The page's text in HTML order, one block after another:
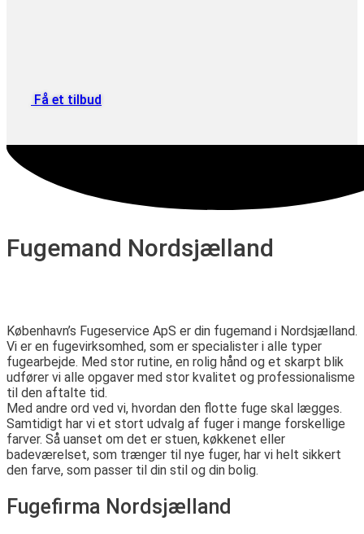
Få et tilbud
Fugemand Nordsjælland​
København’s Fugeservice ApS er din fugemand i Nordsjælland.
Vi er en fugevirksomhed, som er specialister i alle typer
fugearbejde. Med stor rutine, en rolig hånd og et skarpt blik
udfører vi alle opgaver med stor kvalitet og professionalisme
til den aftalte tid.
Med andre ord ved vi, hvordan den flotte fuge skal lægges.
Samtidigt har vi et stort udvalg af fuger i mange forskellige
farver. Så uanset om det er stuen, køkkenet eller
badeværelset, som trænger til nye fuger, har vi helt sikkert
den farve, som passer til din stil og din bolig.
Fugefirma Nordsjælland​